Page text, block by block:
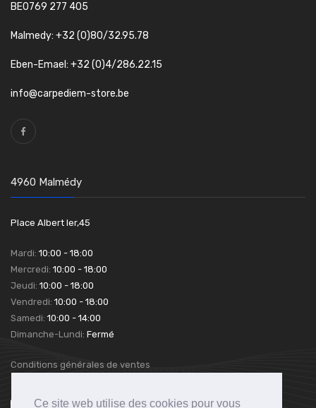
Ce site web utilise des cookies pour vous
BE0769 277 405
Malmedy: +32 (0)80/32.95.78
Eben-Emael: +32 (0)4/286.22.15
info@carpediem-store.be
4960 Malmédy
Place Albert Ier,45
Mardi: 10:00 - 18:00
Mercredi: 10:00 - 18:00
Jeudi: 10:00 - 18:00
Vendredi: 10:00 - 18:00
Samedi: 10:00 - 14:00
Dimanche-Lundi: Fermé
Conditions générales de ventes